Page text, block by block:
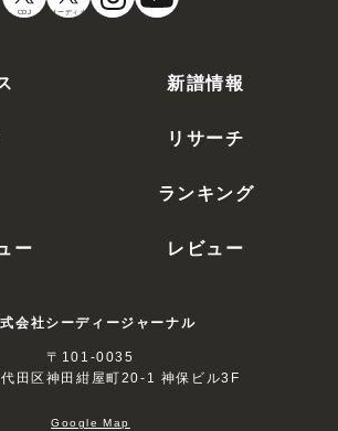
CDJ オーディオ
新譜情報
リサーチ
ランキング
ー レビュー
会社シーディージャーナル
〒101-0035
田区神田紺屋町20-1 神保ビル3F
Google Map